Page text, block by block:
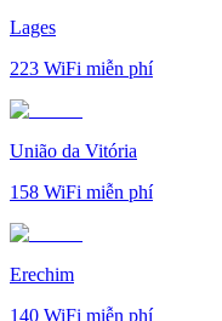
Lages
223 WiFi miễn phí
União da Vitória
158 WiFi miễn phí
Erechim
140 WiFi miễn phí